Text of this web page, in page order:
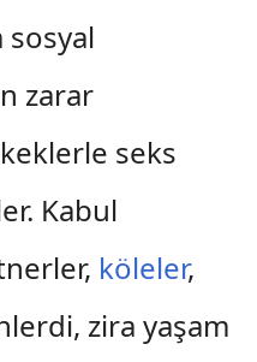
zarar
seks
Kabul
köleler,
zira yaşam